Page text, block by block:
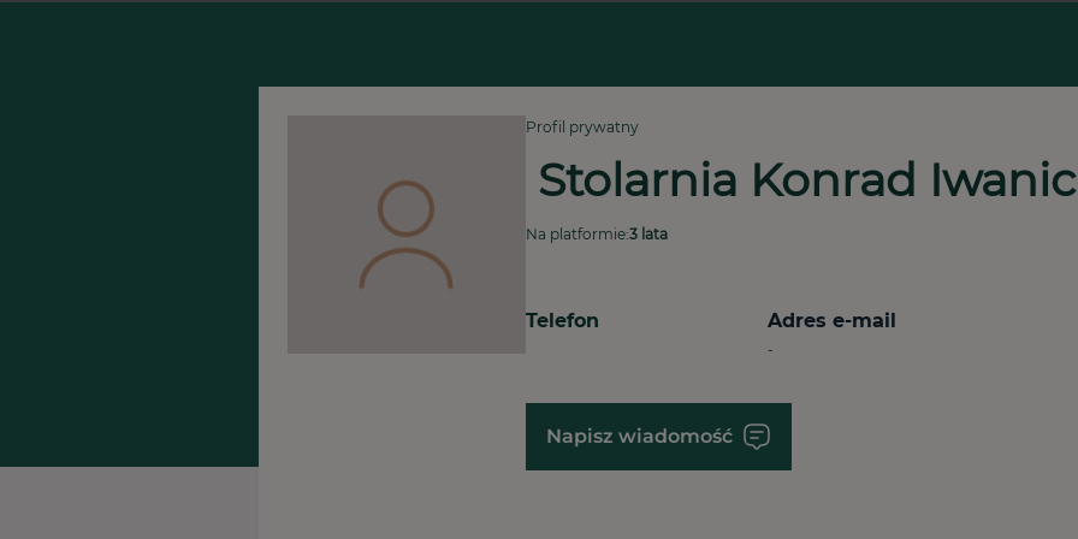
Profil prywatny
Stolarnia Konrad
Na platformie:3 lata
Telefon Adres e-mail
-
Napisz wiadomość